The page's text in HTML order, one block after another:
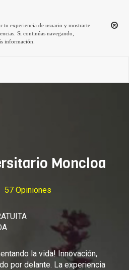
tu experiencia de usuario y mostrarte
Si continúas navegando,
información
Moncloa
57 Opiniones
la vida! Innovación,
por delante. La experiencia